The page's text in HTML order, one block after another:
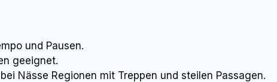
und Pausen.
geeignet.
Nässe Regionen mit Treppen und steilen Passagen.